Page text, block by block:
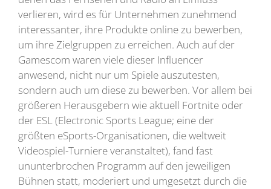
verlieren, wird es für Unternehmen zunehmend
interessanter, ihre Produkte online zu bewerben,
um ihre Zielgruppen zu erreichen. Auch auf der
Gamescom waren viele dieser Influencer
anwesend, nicht nur um Spiele auszutesten,
sondern auch um diese zu bewerben. Vor allem bei
größeren Herausgebern wie aktuell Fortnite oder
der ESL (Electronic Sports League; eine der
größten eSports-Organisationen, die weltweit
Videospiel-Turniere veranstaltet), fand fast
ununterbrochen Programm auf den jeweiligen
Bühnen statt, moderiert und umgesetzt durch die